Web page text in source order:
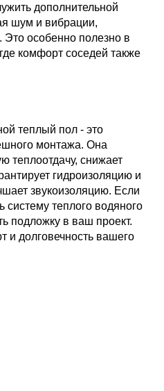
дополнительной
шум и вибрации,
особенно полезно в
комфорт соседей также
теплый пол - это
монтажа. Она
теплоотдачу, снижает
гидроизоляцию и
звукоизоляцию. Если
систему теплого водяного
подложку в ваш проект.
и долговечность вашего